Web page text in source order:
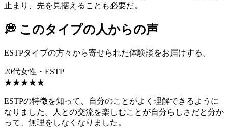
止まり、先を見据えることも必要だ。
💭 このタイプの人からの声
ESTPタイプの方々から寄せられた体験談をお届けする。
20代女性・ESTP
★★★★★
ESTPの特徴を知って、自分のことがよく理解できるように
なりました。人との交流を楽しむことが自分らしさだと分か
って、無理をしなくなりました。